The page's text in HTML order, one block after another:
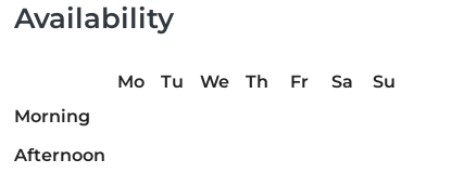
Availability
Mo Tu We Th Fr Sa
Su
Morning
Afternoon